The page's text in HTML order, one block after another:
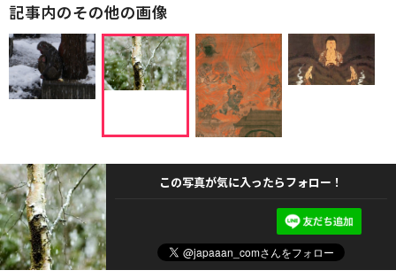
記事内のその他の画像
この写真が気に入ったらフォロー！